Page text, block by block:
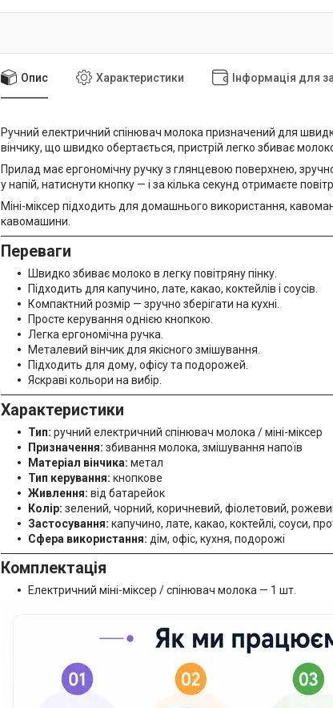
Опис Характеристики Інформація для
Ручний електричний спінювач молока призначений для
вінчику, що швидко обертається, пристрій легко збиває молоко,
Прилад має ергономічну ручку з глянцевою поверхнею,
у напій, натиснути кнопку — і за кілька секунд отримаєте
Міні-міксер підходить для домашнього використання,
кавомашини.
Переваги
Швидко збиває молоко в легку повітряну пінку.
Підходить для капучино, лате, какао, коктейлів і соусів.
Компактний розмір — зручно зберігати на кухні.
Просте керування однією кнопкою.
Легка ергономічна ручка.
Металевий вінчик для якісного змішування.
Підходить для дому, офісу та подорожей.
Яскраві кольори на вибір.
Характеристики
Тип: ручний електричний спінювач молока / міні-міксер
Призначення: збивання молока, змішування напоїв
Матеріал вінчика: метал
Тип керування: кнопкове
Живлення: від батарейок
Колір: зелений, чорний, коричневий, фіолетовий,
Застосування: капучино, лате, какао, коктейлі, соуси,
Сфера використання: дім, офіс, кухня, подорожі
Комплектація
Електричний міні-міксер / спінювач молока — 1 шт.